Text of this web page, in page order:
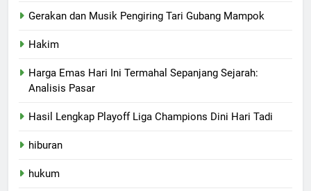
Gerakan dan Musik Pengiring Tari Gubang Mampok
Hakim
Harga Emas Hari Ini Termahal Sepanjang Sejarah:
Analisis Pasar
Hasil Lengkap Playoff Liga Champions Dini Hari Tadi
hiburan
hukum